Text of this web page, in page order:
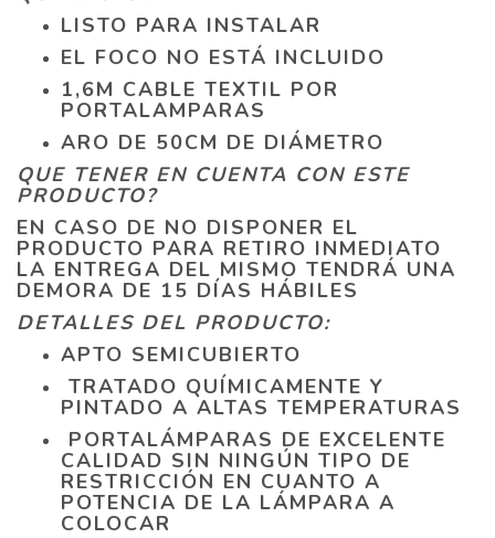
LISTO PARA INSTALAR
EL FOCO NO ESTÁ INCLUIDO
1,6M CABLE TEXTIL POR
PORTALAMPARAS
ARO DE 50CM DE DIÁMETRO
QUE TENER EN CUENTA CON ESTE
PRODUCTO?
EN CASO DE NO DISPONER EL
PRODUCTO PARA RETIRO INMEDIATO
LA ENTREGA DEL MISMO TENDRÁ UNA
DEMORA DE 15 DÍAS HÁBILES
DETALLES DEL PRODUCTO:
APTO SEMICUBIERTO
TRATADO QUÍMICAMENTE Y
PINTADO A ALTAS TEMPERATURAS
PORTALÁMPARAS DE EXCELENTE
CALIDAD SIN NINGÚN TIPO DE
RESTRICCIÓN EN CUANTO A
POTENCIA DE LA LÁMPARA A
COLOCAR